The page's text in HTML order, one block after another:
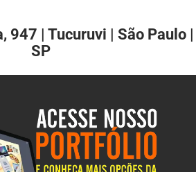
947 | Tucuruvi | São Paulo |
SP